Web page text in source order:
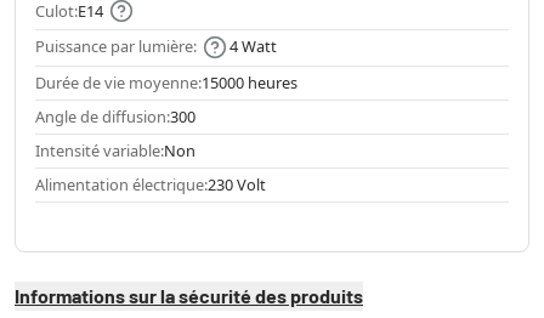
Culot:E14
Puissance par lumière:
4 Watt
Durée de vie moyenne:15000 heures
Angle de diffusion:300
Intensité variable:Non
Alimentation électrique:230 Volt
Informations sur la sécurité des produits